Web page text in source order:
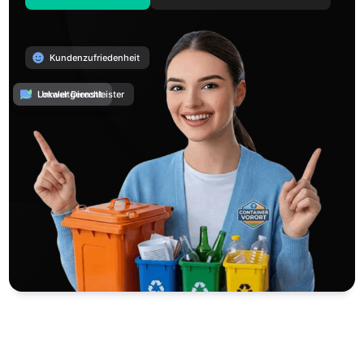
Kundenzufriedenheit
Umweltgerecht
Lokaler Dienstleister